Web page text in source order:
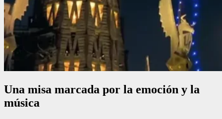
Una misa marcada por la emoción y la
música